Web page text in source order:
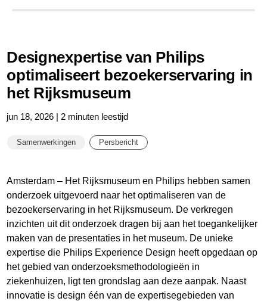
Designexpertise van Philips
optimaliseert bezoekerservaring in
het Rijksmuseum
jun 18, 2026 | 2 minuten leestijd
Samenwerkingen Persbericht
Amsterdam – Het Rijksmuseum en Philips hebben samen
onderzoek uitgevoerd naar het optimaliseren van de
bezoekerservaring in het Rijksmuseum. De verkregen
inzichten uit dit onderzoek dragen bij aan het toegankelijker
maken van de presentaties in het museum. De unieke
expertise die Philips Experience Design heeft opgedaan op
het gebied van onderzoeksmethodologieën in
ziekenhuizen, ligt ten grondslag aan deze aanpak. Naast
innovatie is design één van de expertisegebieden van